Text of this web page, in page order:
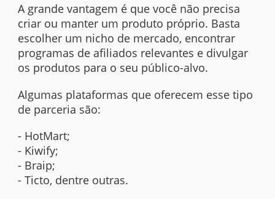
A grande vantagem é que você não precisa
criar ou manter um produto próprio. Basta
escolher um nicho de mercado, encontrar
programas de afiliados relevantes e divulgar
os produtos para o seu público-alvo.
Algumas plataformas que oferecem esse tipo
de parceria são:
- HotMart;
- Kiwify;
- Braip;
- Ticto, dentre outras.